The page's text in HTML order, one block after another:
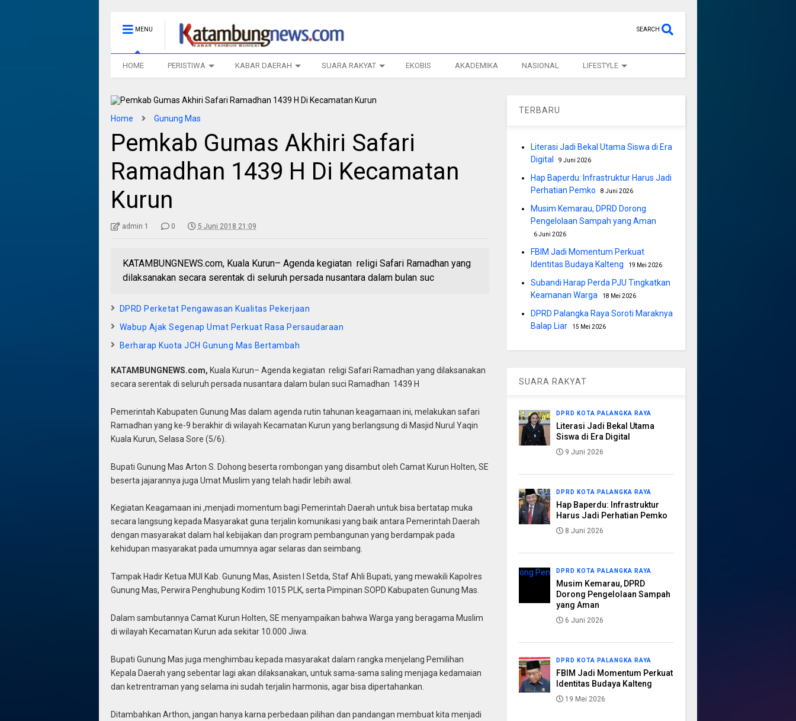
MENU SEARCH
HOME PERISTIWA KABAR DAERAH SUARA RAKYAT EKOBIS AKADEMIKA NASIONAL LIFESTYLE
Home Gunung Mas
Pemkab Gumas Akhiri Safari
Ramadhan 1439 H Di Kecamatan
Kurun
admin 1 0 5 Juni 2018 21:09
KATAMBUNGNEWS.com, Kuala Kurun– Agenda kegiatan religi Safari Ramadhan yang
dilaksanakan secara serentak di seluruh persada nusantara dalam bulan suc
DPRD Perketat Pengawasan Kualitas Pekerjaan
Wabup Ajak Segenap Umat Perkuat Rasa Persaudaraan
Berharap Kuota JCH Gunung Mas Bertambah
KATAMBUNGNEWS.com, Kuala Kurun– Agenda kegiatan religi Safari Ramadhan yang dilaksanakan
secara serentak di seluruh persada nusantara dalam bulan suci Ramadhan 1439 H
Pemerintah Kabupaten Gunung Mas dalam agenda rutin tahunan keagamaan ini, melakukan safari
Ramadhan yang ke-9 berakhir di wilayah Kecamatan Kurun yang berlangsung di Masjid Nurul Yaqin
Kuala Kurun, Selasa Sore (5/6).
Bupati Gunung Mas Arton S. Dohong beserta rombongan yang disambut oleh Camat Kurun Holten, SE
beserta jajarannya juga Umat Muslim yang telah hadir lebih awal.
Kegiatan Keagamaan ini ,menjadi momentum bagi Pemerintah Daerah untuk bisa bertatap muka
secara langsung kepada Masyarakat guna terjalin komunikasi yang baik antara Pemerintah Daerah
dengan masyarakat dalam hal kebijakan dan program pembangunan yang berdampak pada
kehidupan masyarakat pada umumnya agar selaras dan seimbang.
Tampak Hadir Ketua MUI Kab. Gunung Mas, Asisten I Setda, Staf Ahli Bupati, yang mewakili Kapolres
Gunung Mas, Perwira Penghubung Kodim 1015 PLK, serta Pimpinan SOPD Kabupaten Gunung Mas.
Dalam sambutannya Camat Kurun Holten, SE menyampaikan bahwa Warga yang beragama Muslim
di wilayah Kecamatan Kurun ada sekitar 10.000 Jiwa.
Bupati Gunung Mas juga menghimbau kepada masyarakat dalam rangka menjelang Pemilihan
Kepala Daerah yang sebentar lagi akan dilaksanakan, untuk sama-sama saling menjaga kedamaian
dan ketrentraman yang selama ini sudah terjalin harmonis, agar bisa dipertahankan.
Ditambahkan Arthon, jangan hanya karna perbedaan pilihan dan pandangan membuat kita menjadi
TERBARU
Literasi Jadi Bekal Utama Siswa di Era
Digital
9 Juni 2026
Hap Baperdu: Infrastruktur Harus Jadi
Perhatian Pemko
8 Juni 2026
Musim Kemarau, DPRD Dorong
Pengelolaan Sampah yang Aman
6 Juni 2026
FBIM Jadi Momentum Perkuat
Identitas Budaya Kalteng
19 Mei 2026
Subandi Harap Perda PJU Tingkatkan
Keamanan Warga
18 Mei 2026
DPRD Palangka Raya Soroti Maraknya
Balap Liar
15 Mei 2026
SUARA RAKYAT
DPRD KOTA PALANGKA RAYA
Literasi Jadi Bekal Utama
Siswa di Era Digital
9 Juni 2026
DPRD KOTA PALANGKA RAYA
Hap Baperdu: Infrastruktur
Harus Jadi Perhatian Pemko
8 Juni 2026
DPRD KOTA PALANGKA RAYA
Musim Kemarau, DPRD
Dorong Pengelolaan Sampah
yang Aman
6 Juni 2026
DPRD KOTA PALANGKA RAYA
FBIM Jadi Momentum Perkuat
Identitas Budaya Kalteng
19 Mei 2026